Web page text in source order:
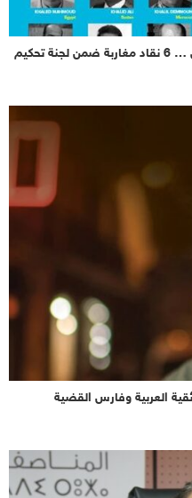
الدورة ال41 لمهرجان القاهرة السينمائي … 6 نقاد مغاربة ضمن لجنة تحكيم
العربية وفارس القضية